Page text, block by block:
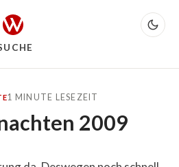
1 MINUTE LESEZEIT
2009